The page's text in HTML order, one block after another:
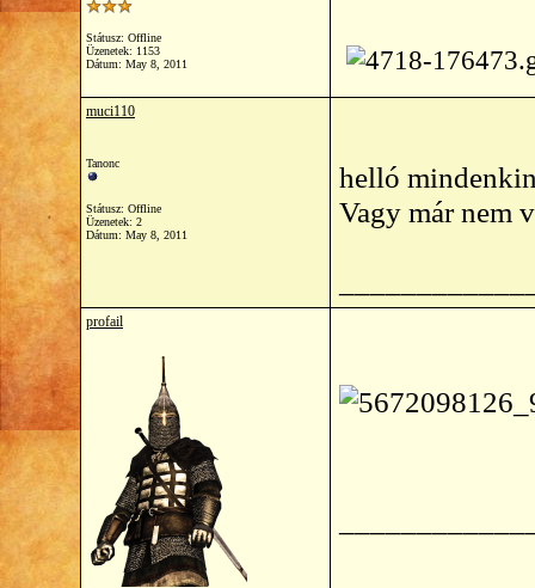
Státusz: Offline
Üzenetek: 1153
Dátum: May 8, 2011
muci110
Tanonc
Státusz: Offline
Üzenetek: 2
Dátum: May 8, 2011
helló
Vagy már nem
profail